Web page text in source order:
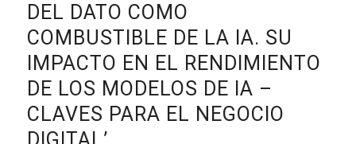
DEL DATO COMO
COMBUSTIBLE DE LA IA. SU
IMPACTO EN EL RENDIMIENTO
DE LOS MODELOS DE IA –
CLAVES PARA EL NEGOCIO